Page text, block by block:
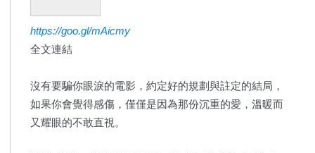
https://goo.gl/mAicmy
全文連結
沒有要騙你眼淚的電影，約定好的規劃與註定的結局，
如果你會覺得感傷，僅僅是因為那份沉重的愛，溫暖而
又耀眼的不敢直視。